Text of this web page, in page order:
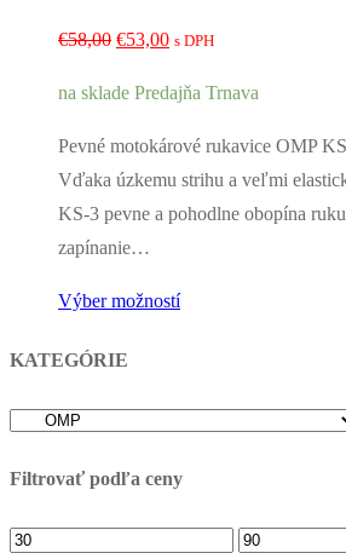
€58,00 Pôvodná
bola:
€58,00.
€53,00Aktuálna
je:
€53,00.
s DPH
na sklade Predajňa Trnava
Pevné motokárové rukavice OMP
Vďaka úzkemu strihu a veľmi
KS-3 pevne a pohodlne obopína
zapínanie…
Výber možností
KATEGÓRIE
Filtrovať podľa ceny
Minimálna
Maximálna